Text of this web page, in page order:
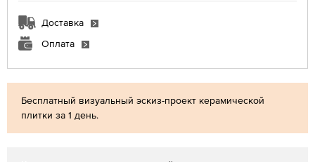
Бесплатный визуальный эскиз-проект керамической
плитки за 1 день.
Доставка
Оплата